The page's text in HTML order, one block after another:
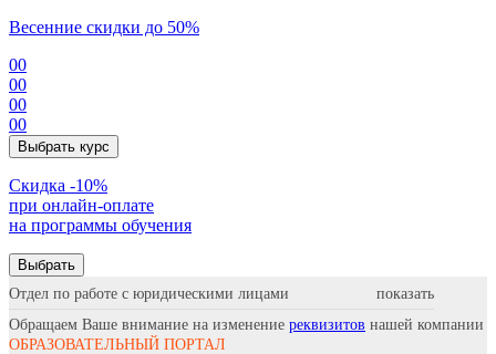
Весенние скидки до 50%
00
00
00
00
Выбрать курс
Cкидка -10%
при онлайн-оплате
на программы обучения
Выбрать
Отдел по работе с юридическими лицами
Обращаем Ваше внимание на изменение реквизитов нашей компании
ОБРАЗОВАТЕЛЬНЫЙ ПОРТАЛ